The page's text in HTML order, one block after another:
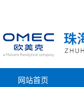
网站首页